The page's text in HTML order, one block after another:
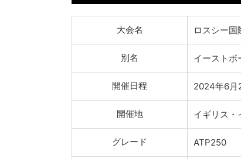
大会名 ロスシー
別名 イーストボ
開催日程 2024年6月
開催地 イギリス・
グレード ATP250